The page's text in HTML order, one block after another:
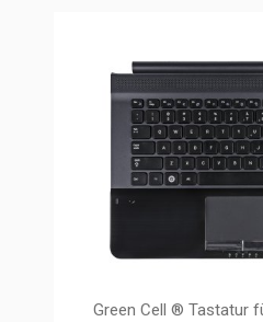
Green Cell ® Tastatur